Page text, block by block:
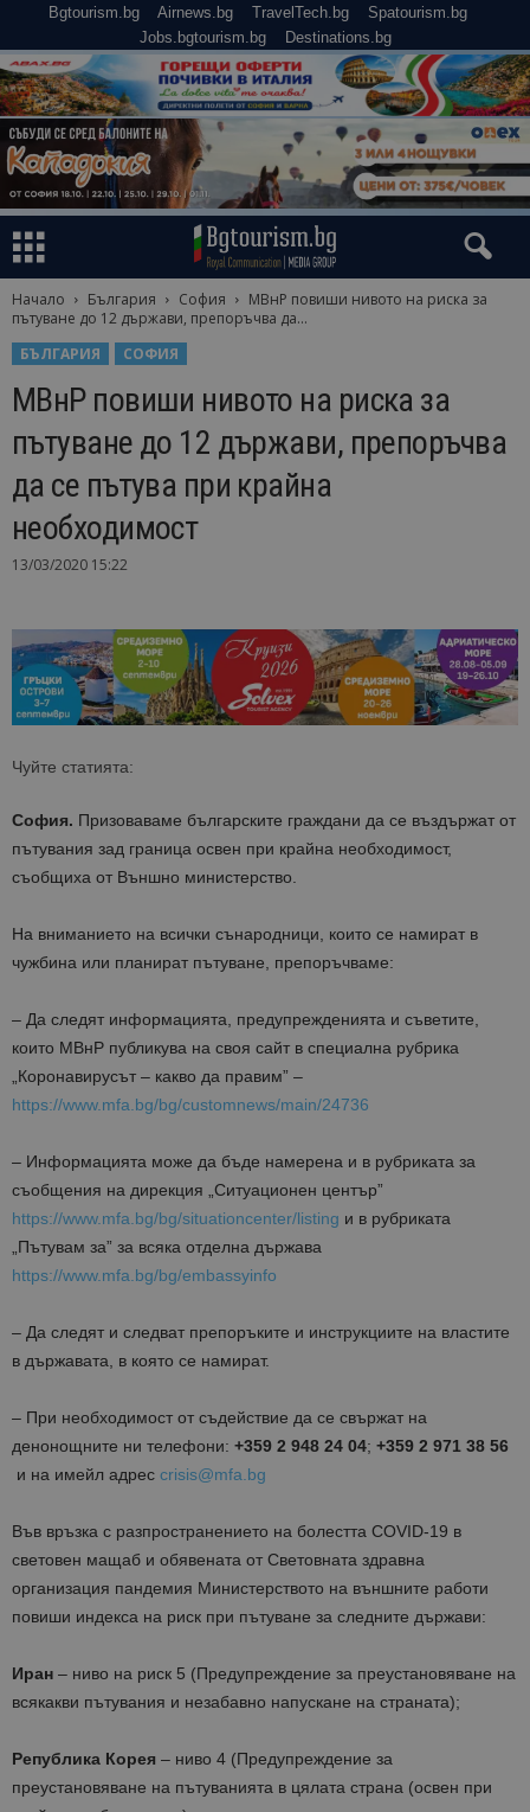
Bgtourism.bg Airnews.bg TravelTech.bg
Spatourism.bg
Jobs.bgtourism.bg
Destinations.bg
Начало България София
МВнР повиши нивото на риска за
пътуване до 12 държави, препоръчва да...
БЪЛГАРИЯ
СОФИЯ
МВнР повиши нивото на риска за
пътуване до 12 държави, препоръчва
да се пътува при крайна
необходимост
13/03/2020 15:22
Чуйте статията:
София. Призоваваме българските граждани да се въздържат от
пътувания зад граница освен при крайна необходимост,
съобщиха от Външно министерство.
На вниманието на всички сънародници, които се намират в
чужбина или планират пътуване, препоръчваме:
– Да следят информацията, предупрежденията и съветите,
които МВнР публикува на своя сайт в специална рубрика
„Коронавирусът – какво да правим” –
https://www.mfa.bg/bg/customnews/main/24736
– Информацията може да бъде намерена и в рубриката за
съобщения на дирекция „Ситуационен център”
https://www.mfa.bg/bg/situationcenter/listing и в рубриката
„Пътувам за” за всяка отделна държава
https://www.mfa.bg/bg/embassyinfo
– Да следят и следват препоръките и инструкциите на властите
в държавата, в която се намират.
– При необходимост от съдействие да се свържат на
денонощните ни телефони: +359 2 948 24 04; +359 2 971 38 56
и на имейл адрес crisis@mfa.bg
Във връзка с разпространението на болестта COVID-19 в
световен мащаб и обявената от Световната здравна
организация пандемия Министерството на външните работи
повиши индекса на риск при пътуване за следните държави:
Иран – ниво на риск 5 (Предупреждение за преустановяване на
всякакви пътувания и незабавно напускане на страната);
Република Корея – ниво 4 (Предупреждение за
преустановяване на пътуванията в цялата страна (освен при